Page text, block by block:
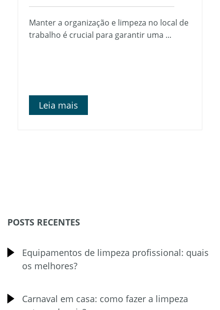
Manter a organização e limpeza no local de
trabalho é crucial para garantir uma ...
Leia mais
POSTS RECENTES
Equipamentos de limpeza profissional: quais
os melhores?
Carnaval em casa: como fazer a limpeza